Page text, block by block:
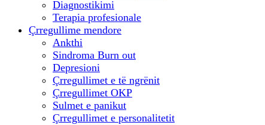
Diagnostikimi
Terapia profesionale
Çrregullime mendore
Ankthi
Sindroma Burn out
Depresioni
Çrregullimet e të ngrënit
Çrregullimet OKP
Sulmet e panikut
Çrregullimet e personalitetit